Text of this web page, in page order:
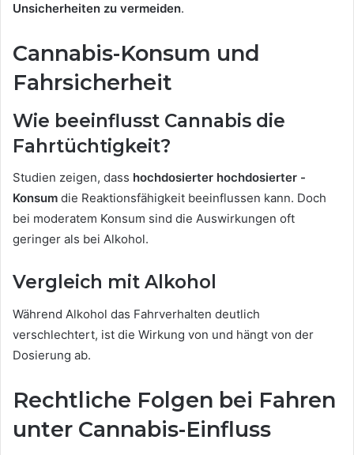
Unsicherheiten zu vermeiden.
Cannabis-Konsum und
Fahrsicherheit
Wie beeinflusst Cannabis die
Fahrtüchtigkeit?
Studien zeigen, dass hochdosierter hochdosierter -
Konsum die Reaktionsfähigkeit beeinflussen kann. Doch
bei moderatem Konsum sind die Auswirkungen oft
geringer als bei Alkohol.
Vergleich mit Alkohol
Während Alkohol das Fahrverhalten deutlich
verschlechtert, ist die Wirkung von und hängt von der
Dosierung ab.
Rechtliche Folgen bei Fahren
unter Cannabis-Einfluss